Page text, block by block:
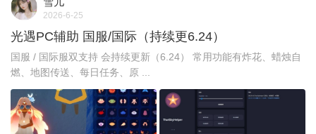
2026-6-25
光遇PC辅助 国服/国际（持续更6.24）
国服 / 国际服双支持 会持续更新（6.24） 常用功能有炸花、蜡烛自
燃、地图传送、每日任务、原 ...